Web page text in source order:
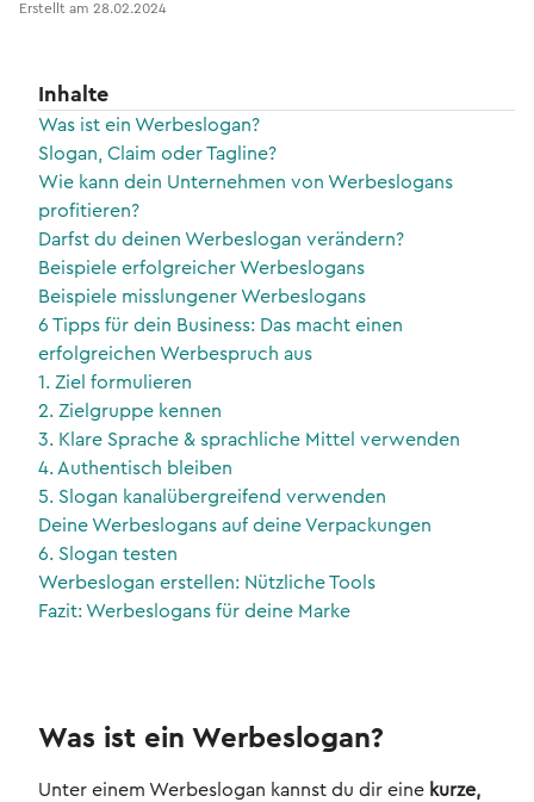
Erstellt am 28.02.2024
Inhalte
Was ist ein Werbeslogan?
Slogan, Claim oder Tagline?
Wie kann dein Unternehmen von Werbeslogans
profitieren?
Darfst du deinen Werbeslogan verändern?
Beispiele erfolgreicher Werbeslogans
Beispiele misslungener Werbeslogans
6 Tipps für dein Business: Das macht einen
erfolgreichen Werbespruch aus
1. Ziel formulieren
2. Zielgruppe kennen
3. Klare Sprache & sprachliche Mittel verwenden
4. Authentisch bleiben
5. Slogan kanalübergreifend verwenden
Deine Werbeslogans auf deine Verpackungen
6. Slogan testen
Werbeslogan erstellen: Nützliche Tools
Fazit: Werbeslogans für deine Marke
Was ist ein Werbeslogan?
Unter einem Werbeslogan kannst du dir eine kurze,